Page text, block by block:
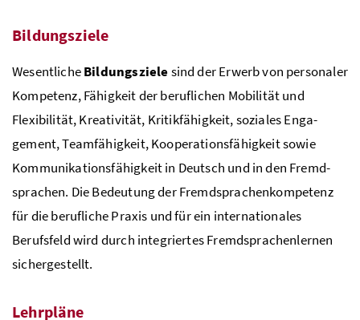
Bildungsziele
WesentlicheBildungszielesind der Erwerb von persona­ler
Kompetenz, Fähigkeit der berufli­chen Mobilität und
Flexibilität, Kreativität, Kritikfähigkeit, soziales Enga­
gement, Teamfähig­keit, Kooperationsfähigkeit sowie
Kommunikationsfähigkeit in Deutsch und in den Fremd­
sprachen. Die Bedeutung der Fremdsprachenkompetenz
für die berufliche Praxis und für ein internationales
Berufsfeld wird durch integriertes Fremdsprachenlernen
sichergestellt.
Lehrpläne